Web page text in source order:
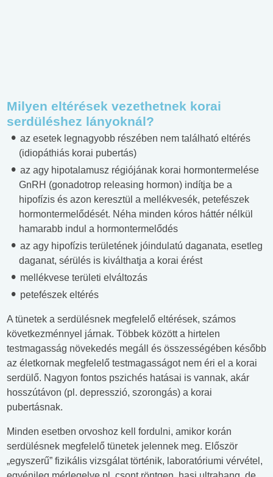
Milyen eltérések vezethetnek korai
serdüléshez lányoknál?
az esetek legnagyobb részében nem található eltérés
(idiopáthiás korai pubertás)
az agy hipotalamusz régiójának korai hormontermelése
GnRH (gonadotrop releasing hormon) indítja be a
hipofízis és azon keresztül a mellékvesék, petefészek
hormontermelődését. Néha minden kóros háttér nélkül
hamarabb indul a hormontermelődés
az agy hipofízis területének jóindulatú daganata, esetleg
daganat, sérülés is kiválthatja a korai érést
mellékvese területi elváltozás
petefészek eltérés
A tünetek a serdülésnek megfelelő eltérések, számos
következménnyel járnak. Többek között a hirtelen
testmagasság növekedés megáll és összességében később
az életkornak megfelelő testmagasságot nem éri el a korai
serdülő. Nagyon fontos pszichés hatásai is vannak, akár
hosszútávon (pl. depresszió, szorongás) a korai
pubertásnak.
Minden esetben orvoshoz kell fordulni, amikor korán
serdülésnek megfelelő tünetek jelennek meg. Először
„egyszerű” fizikális vizsgálat történik, laboratóriumi vérvétel,